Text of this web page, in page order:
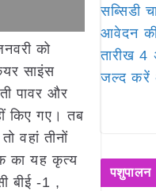
को
साइंस
पावर और
किए गए। तब
वहां तीनों
का यह कृत्य
बीई -1 ,
पशुपालन